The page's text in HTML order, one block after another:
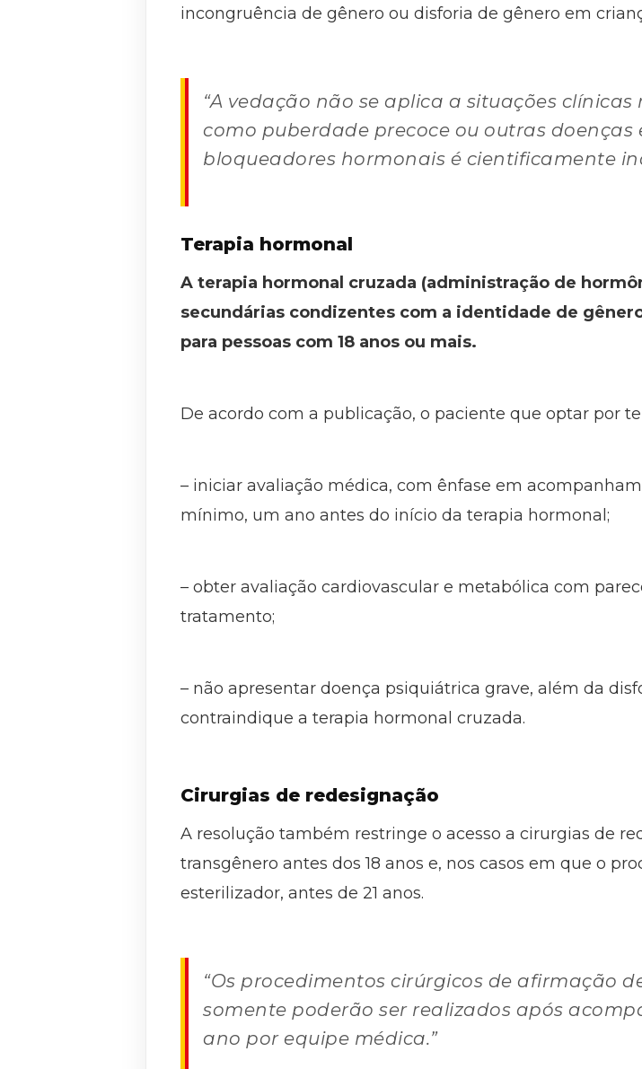
incongruência de gênero ou disforia de gênero em
“A vedação não se aplica a situações
como puberdade precoce ou outras doenças
bloqueadores hormonais é cientificamente
Terapia hormonal
A terapia hormonal cruzada (administração de
secundárias condizentes com a identidade de
para pessoas com 18 anos ou mais.
De acordo com a publicação, o paciente que optar por
– iniciar avaliação médica, com ênfase em
mínimo, um ano antes do início da terapia hormonal;
– obter avaliação cardiovascular e metabólica com
tratamento;
– não apresentar doença psiquiátrica grave, além da
contraindique a terapia hormonal cruzada.
Cirurgias de redesignação
A resolução também restringe o acesso a cirurgias de
transgênero antes dos 18 anos e, nos casos em que o
esterilizador, antes de 21 anos.
“Os procedimentos cirúrgicos de afirmação
somente poderão ser realizados após
ano por equipe médica.”